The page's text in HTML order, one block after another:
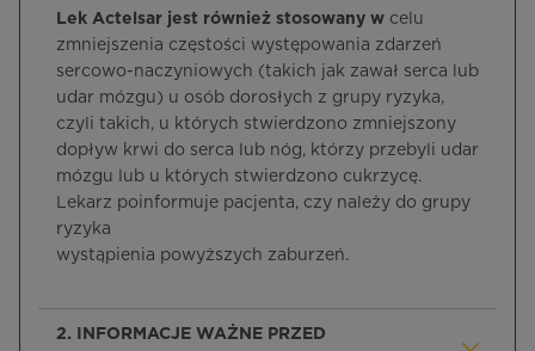
Lek Actelsar jest również stosowany w celu
zmniejszenia częstości występowania zdarzeń
sercowo-naczyniowych (takich jak zawał serca lub
udar mózgu) u osób dorosłych z grupy ryzyka,
czyli takich, u których stwierdzono zmniejszony
dopływ krwi do serca lub nóg, którzy przebyli udar
mózgu lub u których stwierdzono cukrzycę.
Lekarz poinformuje pacjenta, czy należy do grupy
ryzyka
wystąpienia powyższych zaburzeń.
2. INFORMACJE WAŻNE PRZED